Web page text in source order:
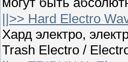
||>> Hard Electro
Хард электро,
Trash Electro /